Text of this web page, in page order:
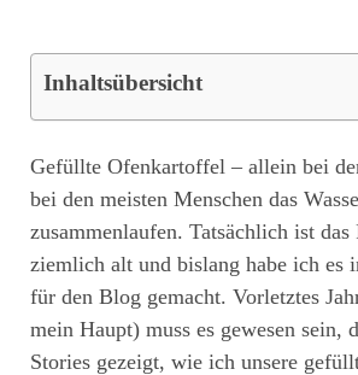
Inhaltsübersicht
Gefüllte Ofenkartoffel – allein bei
bei den meisten Menschen das
zusammenlaufen. Tatsächlich ist das
ziemlich alt und bislang habe ich es
für den Blog gemacht. Vorletztes
mein Haupt) muss es gewesen sein,
Stories gezeigt, wie ich unsere